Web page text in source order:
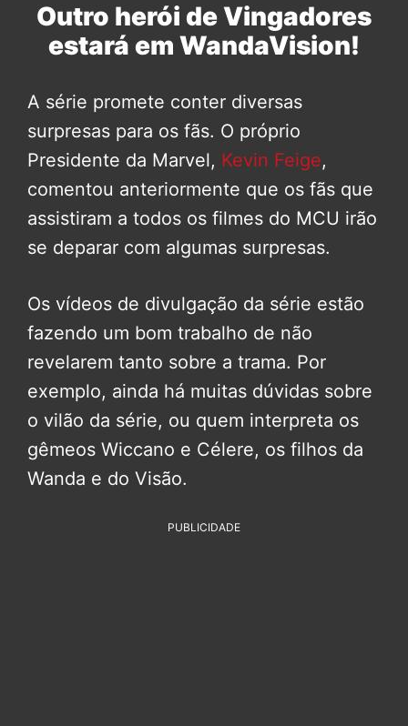
Outro herói de Vingadores
estará em WandaVision!
A série promete conter diversas
surpresas para os fãs. O próprio
Presidente da Marvel, Kevin Feige,
comentou anteriormente que os fãs que
assistiram a todos os filmes do MCU irão
se deparar com algumas surpresas.
Os vídeos de divulgação da série estão
fazendo um bom trabalho de não
revelarem tanto sobre a trama. Por
exemplo, ainda há muitas dúvidas sobre
o vilão da série, ou quem interpreta os
gêmeos Wiccano e Célere, os filhos da
Wanda e do Visão.
PUBLICIDADE